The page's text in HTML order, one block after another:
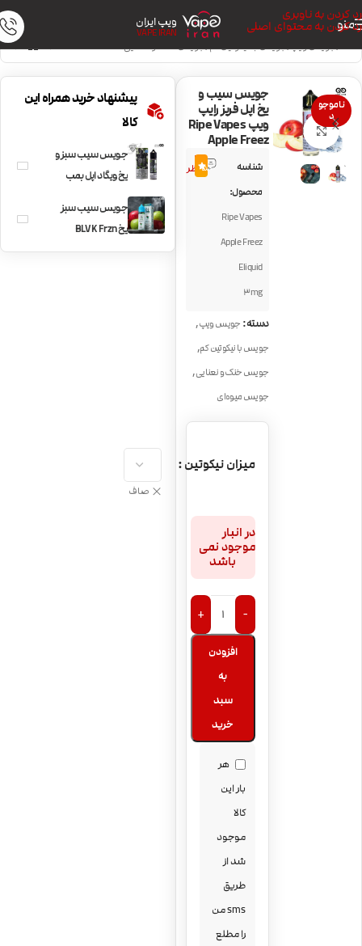
رد کردن به ناوبری
رد کردن به محتوای اصلی
منو ویپ ایران
VAPE IRAN
خانه/جویس ویپ/جویس با نیکوتین کم/جویس خنک و نعنایی
ناموجو
د
بزرگنمایی تصویر
جویس سیب و
یخ اپل فریز رایپ
ویپ Ripe Vapes
Apple Freez
شناسه
محصول:
Ripe Vapes
Apple Freez
Eliquid
3mg
4
نظر5.0
دسته: جویس ویپ,
جویس با نیکوتین کم,
جویس خنک و نعنایی,
جویس میوه‌ای
میزان نیکوتین
صاف
در انبار
موجود نمی
باشد
-
+
افزودن
به
سبد
خرید
هر
بار این
کالا
موجود
شد از
طریق
sms من
را مطلع
پیشنهاد خرید همراه این
کالا
جویس سیب سبز و
یخ ویگاد اپل بمب
Bomb Ice
جویس سیب سبز
یخ BLVK Frzn
Apple